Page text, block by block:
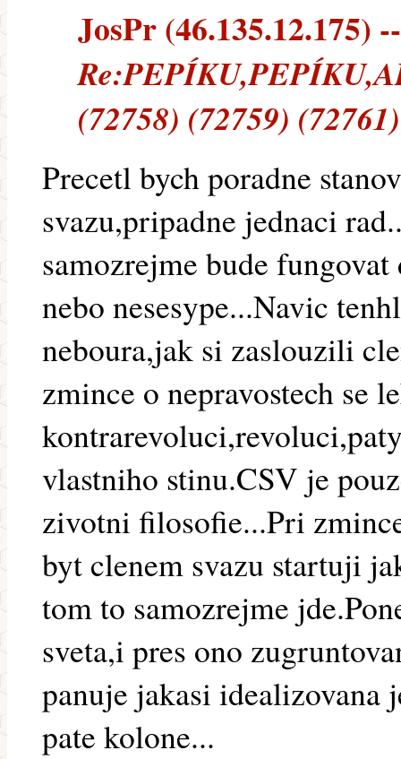
JosPr (46.135.12.175)
(72758) (72759) (72761)
Precetl bych poradne
svazu,pripadne jednaci
samozrejme bude
nebo nesesype...Navic
neboura,jak si zaslouzili
zmince o nepravostech se
vlastniho stinu.CSV je
zivotni filosofie...Pri
byt clenem svazu startuji
tom to samozrejme
sveta,i pres ono
panuje jakasi idealizovana
pate kolone...